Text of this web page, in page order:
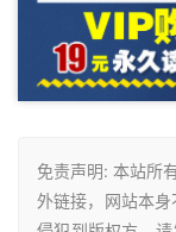
免责声明: 本站所
外链接，网站本